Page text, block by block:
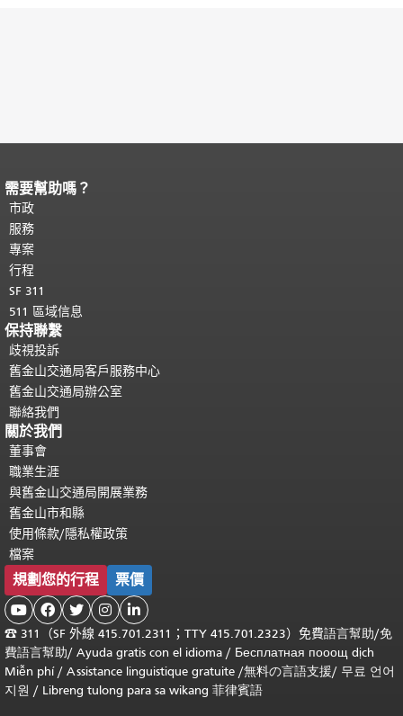
頁面內容結束。
都會重複顯示。
需要幫助嗎？
市政
服務
專案
行程
SF 311
511 區域信息
保持聯繫
歧視投訴
舊金山交通局客戶服務中心
舊金山交通局辦公室
聯絡我們
關於我們
董事會
職業生涯
與舊金山交通局開展業務
舊金山市和縣
使用條款/隱私權政策
檔案
規劃您的行程 票價
    
☎ 311（SF 外線 415.701.2311；TTY 415.701.2323）免費語言幫助/免
費語言幫助/ Ayuda gratis con el idioma / Бесплатная пооощ dịch
Miễn phí/ Assistance linguistique gratuite /無料の言語支援/ 무료 언어
지원 / Libreng tulong para sa wikang 菲律賓語